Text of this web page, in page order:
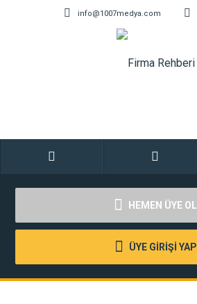
info@1007medya.com
HEMEN ÜYE OL
ÜYE GİRİŞİ YAP